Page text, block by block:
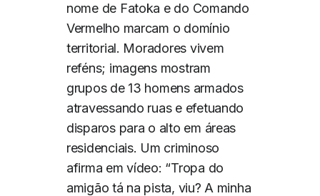
nome de Fatoka e do Comando
Vermelho marcam o domínio
territorial. Moradores vivem
reféns; imagens mostram
grupos de 13 homens armados
atravessando ruas e efetuando
disparos para o alto em áreas
residenciais. Um criminoso
afirma em vídeo: “Tropa do
amigão tá na pista, viu? A minha